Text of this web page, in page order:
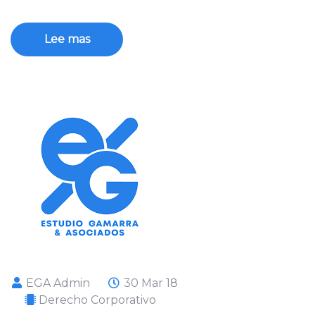
Lee mas
EGA Admin
30 Mar 18
Derecho Corporativo